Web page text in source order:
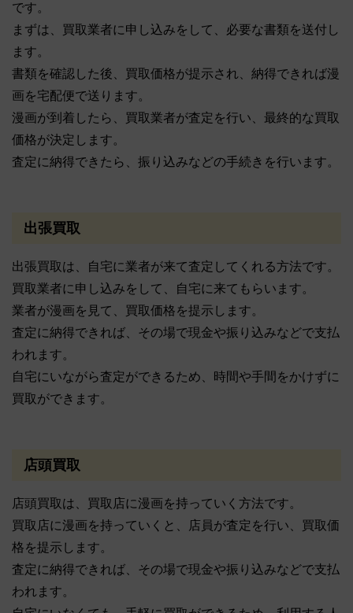
です。
まずは、買取業者に申し込みをして、必要な書類を送付し
ます。
書類を確認した後、買取価格が提示され、納得できれば漫
画を宅配便で送ります。
漫画が到着したら、買取業者が査定を行い、最終的な買取
価格が決定します。
査定に納得できたら、振り込みなどの手続きを行います。
出張買取
出張買取は、自宅に業者が来て査定してくれる方法です。
買取業者に申し込みをして、自宅に来てもらいます。
業者が漫画を見て、買取価格を提示します。
査定に納得できれば、その場で現金や振り込みなどで支払
われます。
自宅にいながら査定ができるため、時間や手間をかけずに
買取ができます。
店頭買取
店頭買取は、買取店に漫画を持っていく方法です。
買取店に漫画を持っていくと、店員が査定を行い、買取価
格を提示します。
査定に納得できれば、その場で現金や振り込みなどで支払
われます。